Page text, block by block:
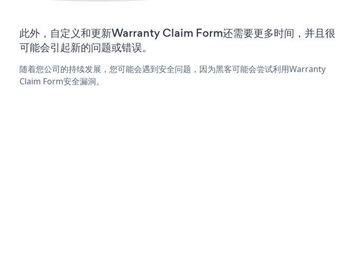
此外，自定义和更新Warranty Claim Form还需要更多时间，并且很
可能会引起新的问题或错误。
随着您公司的持续发展，您可能会遇到安全问题，因为黑客可能会尝试利用Warranty
Claim Form安全漏洞。